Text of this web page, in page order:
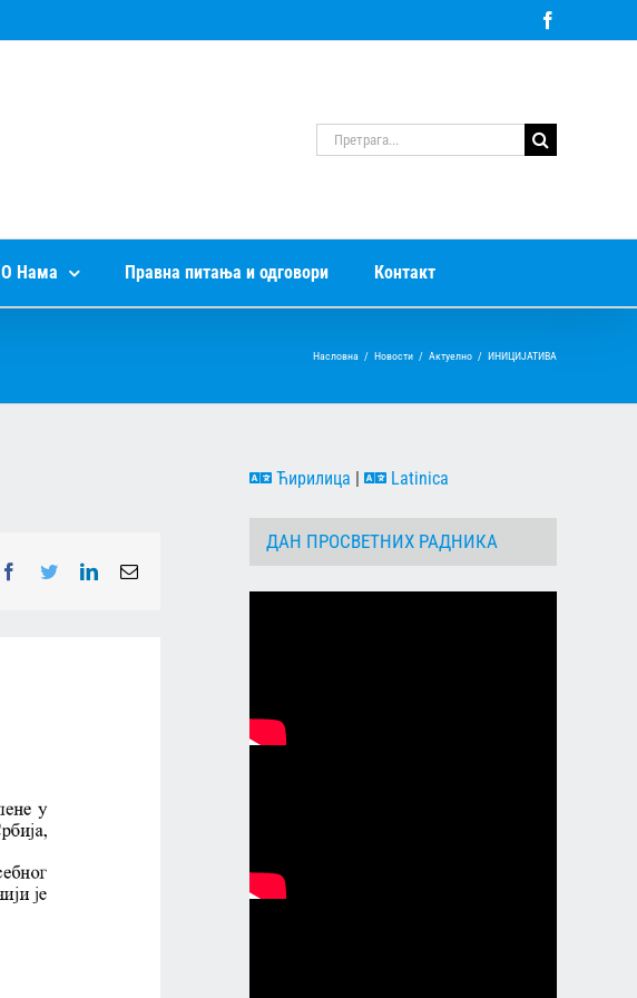
Претрага
за:
О Нама Правна питања и одговори Контакт
Насловна / Новости / Актуелно / ИНИЦИЈАТИВА
Facebook
TwitterLinkedInEmail
Ћирилица Latinica
ДАН ПРОСВЕТНИХ РАДНИКА